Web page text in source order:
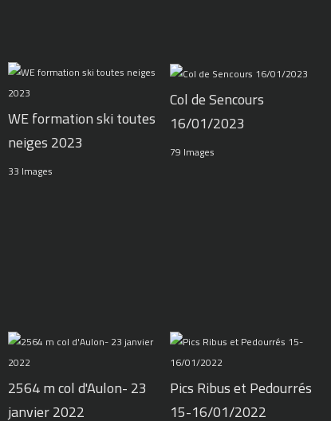
WE formation ski toutes
neiges 2023
33 Images
Col de Sencours
16/01/2023
79 Images
2564 m col d'Aulon- 23
janvier 2022
Pics Ribus et Pedourrés
15-16/01/2022